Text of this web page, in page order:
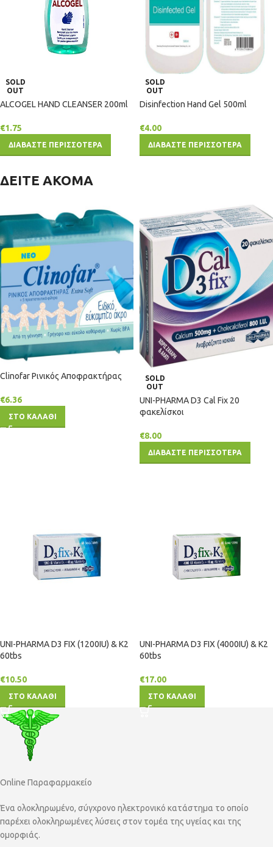
SOLD
OUT
ALCOGEL HAND CLEANSER 200ml
€1.75
ΔΙΑΒΑΣΤΕ ΠΕΡΙΣΣΟΤΕΡΑ
SOLD
OUT
Disinfection Hand Gel 500ml
€4.00
ΔΙΑΒΑΣΤΕ ΠΕΡΙΣΣΟΤΕΡΑ
ΔΕΙΤΕ ΑΚΟΜΑ
Clinofar Ρινικός Αποφρακτήρας
€6.36
ΣΤΟ ΚΑΛΑΘΙ
SOLD
OUT
UNI-PHARMA D3 Cal Fix 20
φακελίσκοι
€8.00
ΔΙΑΒΑΣΤΕ ΠΕΡΙΣΣΟΤΕΡΑ
UNI-PHARMA D3 FIX (1200IU) & K2
60tbs
€10.50
ΣΤΟ ΚΑΛΑΘΙ
UNI-PHARMA D3 FIX (4000IU) & K2
60tbs
€17.00
ΣΤΟ ΚΑΛΑΘΙ
Online Παραφαρμακείο
Ένα ολοκληρωμένο, σύγχρονο ηλεκτρονικό κατάστημα το οποίο
παρέχει ολοκληρωμένες λύσεις στον τομέα της υγείας και της
ομορφιάς.